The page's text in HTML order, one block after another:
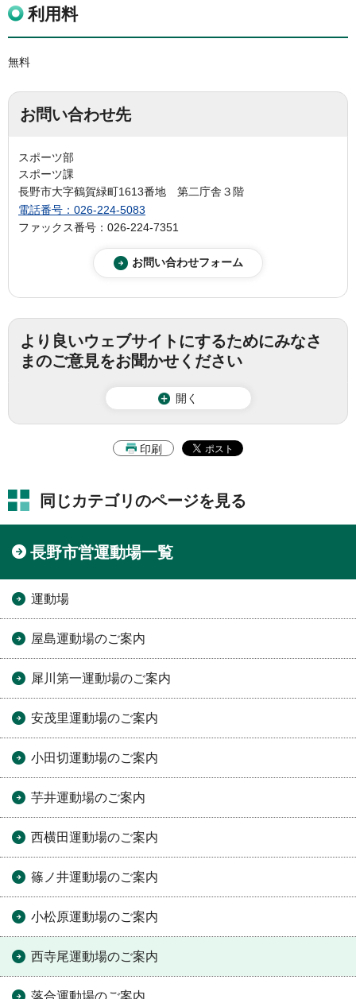
利用料
無料
お問い合わせ先
スポーツ部
スポーツ課
長野市大字鶴賀緑町1613番地 第二庁舎３階
電話番号：026-224-5083
ファックス番号：026-224-7351
より良いウェブサイトにするためにみなさ
まのご意見をお聞かせください
開く
印刷
同じカテゴリのページを見る
長野市営運動場一覧
運動場
屋島運動場のご案内
犀川第一運動場のご案内
安茂里運動場のご案内
小田切運動場のご案内
芋井運動場のご案内
西横田運動場のご案内
篠ノ井運動場のご案内
小松原運動場のご案内
西寺尾運動場のご案内